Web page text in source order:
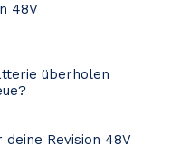
48V
überholen
Revision 48V